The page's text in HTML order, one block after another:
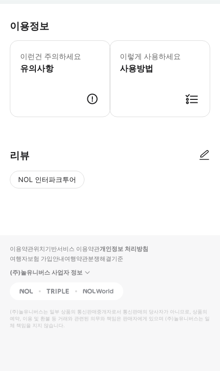
이용정보
이런건 주의하세요
유의사항
월요일-일요일
* 시드니의 모든 관광 명소를 매일
- 중요 공지: * 디지털 티켓이 없는
이렇게 사용하세요
사용방법
리뷰
NOL 인터파크투어
입니
다.
높
은
순
동
영
상
순
상
이용약관위치기반서비스 이용약관개인정보 처리방침
여행자보험 가입안내여행약관분쟁해결기준
(주)놀유니버스 사업자 정보
NOL Triple Interpark Global
(주)놀유니버스는 일부 상품의 통신판매중개자로서 통신판매의 당사자가 아니므로, 상품의
예약, 이용 및 환불 등 거래와 관련된 의무와 책임은 판매자에게 있으며 (주)놀유니버스는 일
체 책임을 지지 않습니다.